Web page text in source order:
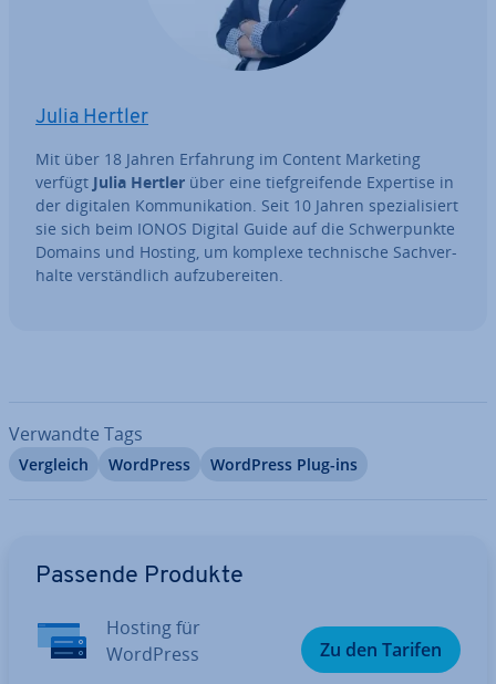
Julia Hertler
Mit über 18 Jahren Erfahrung im Content Marketing
verfügt Julia Hertler über eine tief­grei­fen­de Expertise in
der digitalen Kom­mu­ni­ka­ti­on. Seit 10 Jahren spe­zia­li­siert
sie sich beim IONOS Digital Guide auf die Schwer­punk­te
Domains und Hosting, um komplexe tech­ni­sche Sach­ver­
hal­te ver­ständ­lich auf­zu­be­rei­ten.
Verwandte Tags
Vergleich WordPress WordPress Plug-ins
Passende Produkte
Hosting für
WordPress
Zu den Tarifen